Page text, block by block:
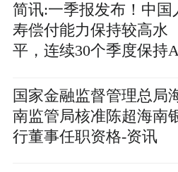
简讯:一季报发布！中国
寿偿付能力保持较高水
平，连续30个季度保持
国家金融监督管理总局
南监管局核准陈超海南
行董事任职资格-资讯